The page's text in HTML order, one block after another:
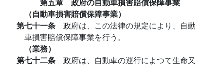
（自動車損害賠償保障事業）
第七十一条 政府は、この法律の規定により、自動
車損害賠償保障事業を行う。
（業務）
第七十二条 政府は、自動車の運行によつて生命又